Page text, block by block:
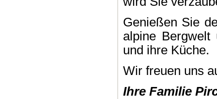
Genießen Sie
alpine Bergwelt
und ihre Küche.
Wir freuen uns
Ihre Familie